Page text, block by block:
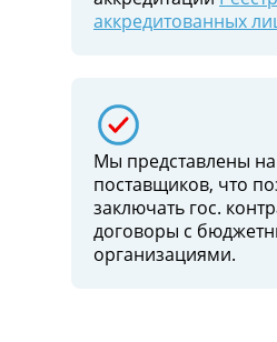
аккредитованных
Мы представлены
поставщиков, что
заключать гос.
договоры c
организациями.